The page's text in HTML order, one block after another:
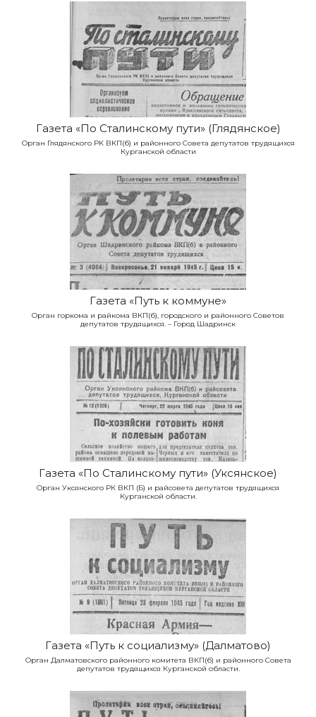
Газета «По Сталинскому пути» (Глядянское)
Орган Глядянского РК ВКП(б) и районного Совета депутатов трудящихся
Курганской области
Газета «Путь к коммуне»
Орган горкома и райкома ВКП(б), городского и районного Советов
депутатов трудящихся. – Город Шадринск
Газета «По Сталинскому пути» (Уксянское)
Орган Уксянского РК ВКП (Б) и райсовета депутатов трудящихся
Курганской области.
Газета «Путь к социализму» (Далматово)
Орган Далматовского районного комитета ВКП(б) и районного Совета
депутатов трудящихся Курганской области.